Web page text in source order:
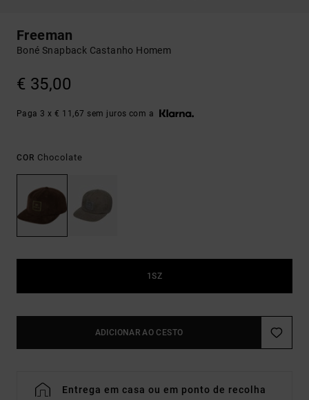
Freeman
Boné Snapback Castanho Homem
€ 35,00
Paga 3 x € 11,67 sem juros com a
COR Chocolate
1SZ
ADICIONAR AO CESTO
Entrega em casa ou em ponto de recolha